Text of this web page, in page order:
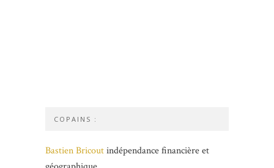
COPAINS :
Bastien Bricoutindépendance financière et